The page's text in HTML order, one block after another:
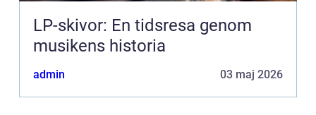
LP-skivor: En tidsresa genom
musikens historia
admin 03 maj 2026